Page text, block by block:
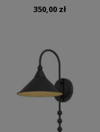
350,00 zł